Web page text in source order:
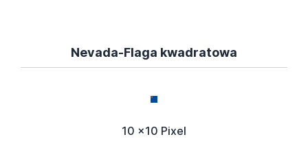
Nevada-Flaga kwadratowa
10 x10 Pixel